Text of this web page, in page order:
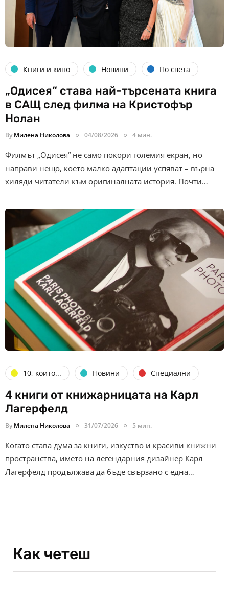
Книги и кино Новини По света
„Одисея“ става най-търсената книга
в САЩ след филма на Кристофър
Нолан
By Милена Николова 04/08/2026 4 мин.
Филмът „Одисея“ не само покори големия екран, но
направи нещо, което малко адаптации успяват – върна
хиляди читатели към оригиналната история. Почти…
10, които... Новини Специални
4 книги от книжарницата на Карл
Лагерфелд
By Милена Николова 31/07/2026 5 мин.
Когато става дума за книги, изкуство и красиви книжни
пространства, името на легендарния дизайнер Карл
Лагерфелд продължава да бъде свързано с една…
Как четеш